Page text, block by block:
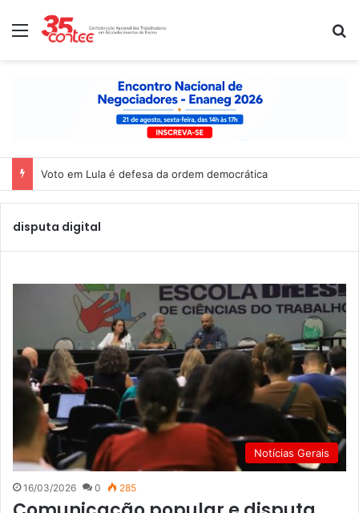
Menu
Voto em Lula é defesa da ordem democrática
disputa digital
Notícias Gerais
16/03/2026 0 285